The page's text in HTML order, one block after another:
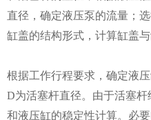
直径，确定液压泵的流量；
缸盖的结构形式，计算缸盖与
根据工作行程要求，确定液
D为活塞杆直径。由于活塞
和液压缸的稳定性计算。必